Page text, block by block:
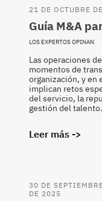
21 DE OCTUBRE
Guía M&A
LOS EXPERTOS OPINAN
Las operaciones
momentos de
organización, y en
implican retos
del servicio, la
gestión del talento.
Leer más ->
30 DE
DE 2025